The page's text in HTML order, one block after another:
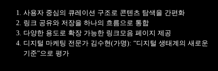
사용자 중심의 큐레이션 구조로 콘텐츠 탐색을 간편화
링크 공유와 저장을 하나의 흐름으로 통합
다양한 용도로 확장 가능한 링크모음 페이지 제공
디지털 마케팅 전문가 김수현(가명): “디지털 생태계의 새로운
기준”으로 평가